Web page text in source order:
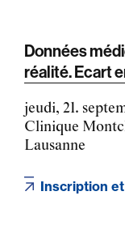
Données
réalité. Ecart
jeudi, 21.
Clinique
Lausanne
Inscription